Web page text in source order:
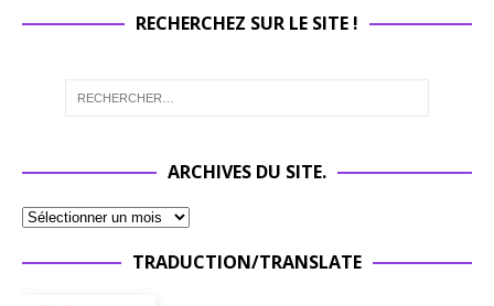
RECHERCHEZ SUR LE SITE !
ARCHIVES DU SITE.
TRADUCTION/TRANSLATE